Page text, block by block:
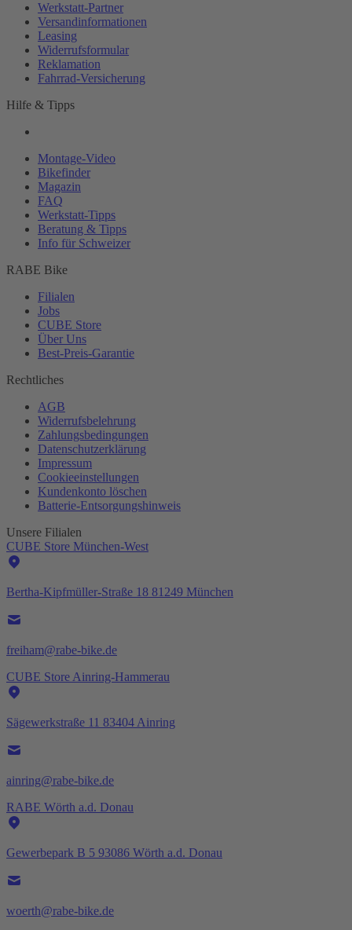
Werkstatt-Partner
Versandinformationen
Leasing
Widerrufsformular
Reklamation
Fahrrad-Versicherung
Hilfe & Tipps
Montage-Video
Bikefinder
Magazin
FAQ
Werkstatt-Tipps
Beratung & Tipps
Info für Schweizer
RABE Bike
Filialen
Jobs
CUBE Store
Über Uns
Best-Preis-Garantie
Rechtliches
AGB
Widerrufsbelehrung
Zahlungsbedingungen
Datenschutzerklärung
Impressum
Cookieeinstellungen
Kundenkonto löschen
Batterie-Entsorgungshinweis
Unsere Filialen
CUBE Store München-West
Bertha-Kipfmüller-Straße 18 81249 München
freiham@rabe-bike.de
CUBE Store Ainring-Hammerau
Sägewerkstraße 11 83404 Ainring
ainring@rabe-bike.de
RABE Wörth a.d. Donau
Gewerbepark B 5 93086 Wörth a.d. Donau
woerth@rabe-bike.de